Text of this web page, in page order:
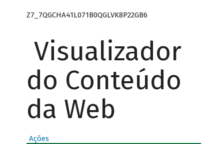
Z7_7QGCHA41L071B0QGLVK8P22GB6
Visualizador
do Conteúdo
da Web
Ações